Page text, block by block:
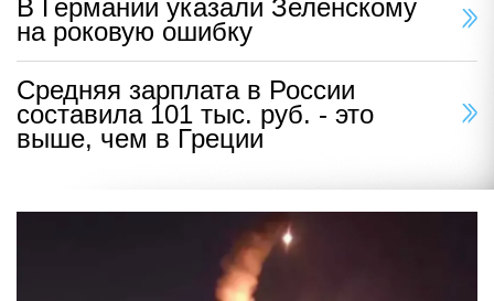
В Германии указали Зеленскому
на роковую ошибку
Средняя зарплата в России
составила 101 тыс. руб. - это
выше, чем в Греции